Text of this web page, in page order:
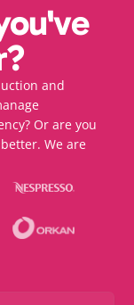
and
Or are you
We are